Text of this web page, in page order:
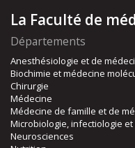
La Faculté de
Départements
Anesthésiologie et de
Biochimie et médecine
Chirurgie
Médecine
Médecine de famille et de
Microbiologie, infectiologie
Neurosciences